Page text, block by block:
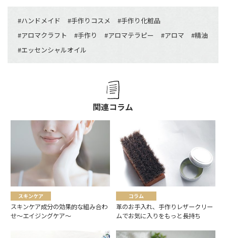
#ハンドメイド #手作りコスメ #手作り化粧品
#アロマクラフト #手作り #アロマテラピー #アロマ #精油
#エッセンシャルオイル
関連コラム
スキンケア
スキンケア成分の効果的な組み合わ
せ～エイジングケア～
コラム
革のお手入れ、手作りレザークリー
ムでお気に入りをもっと長持ち